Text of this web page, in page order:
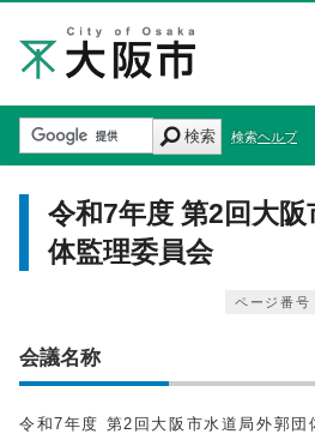
検索 検索ヘルプ
令和7年度 第2回大阪
体監理委員会
ページ番
会議名称
令和7年度 第2回大阪市水道局外郭団